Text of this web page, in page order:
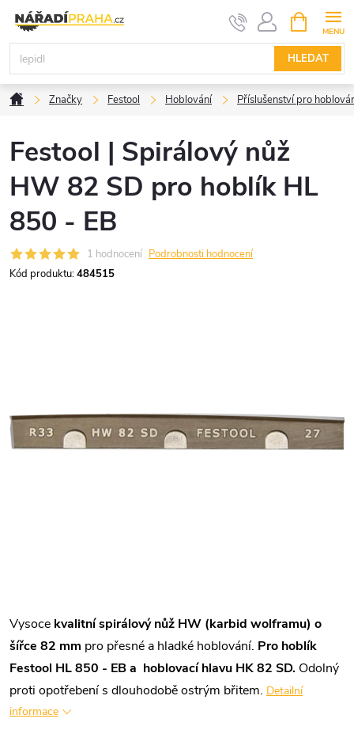
obsah
HLEDAT
NÁKUPNÍ
KOŠÍK
DomůZnačky Festool Hoblování Příslušenství pro
Festool | Spirálový nůž
HW 82 SD pro hoblík HL
850 - EB
1 hodnocení Podrobnosti hodnocení
Kód produktu:484515
Vysoce kvalitní spirálový nůž HW (karbid wolframu) o
šířce 82 mm pro přesné a hladké hoblování. Pro hoblík
Festool HL 850 - EB a hoblovací hlavu HK 82 SD. Odolný
proti opotřebení s dlouhodobě ostrým břitem. Detailní
informace